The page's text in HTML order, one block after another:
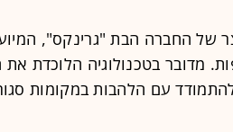
של החברה הבת "גרינקס",
מדובר בטכנולוגיה הלוכדת
עם הלהבות במקומות